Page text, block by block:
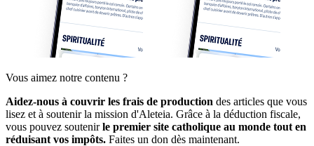
Vous aimez notre contenu ?
Aidez-nous à couvrir les frais de production des articles que vous
lisez et à soutenir la mission d'Aleteia. Grâce à la déduction fiscale,
vous pouvez soutenirle premier site catholique au monde tout en
réduisant vos impôts. Faites un don dès maintenant.